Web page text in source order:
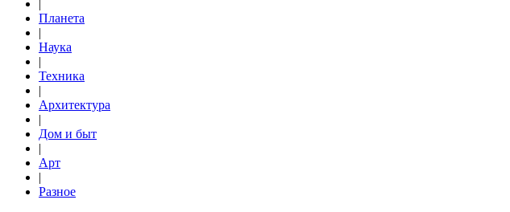
|
Планета
|
Наука
|
Техника
|
Архитектура
|
Дом и быт
|
Арт
|
Разное